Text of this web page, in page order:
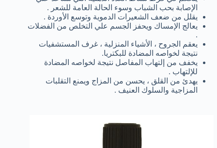
الإصابة بحب الشباب وسوء الحالة العامة للشعر .
يقلل من ضعف الشعيرات الدموية وتوسع الأوردة .
يعالج الإمساك ويحفز الجسم علي التخلص من الفضلات
.
يعقم الجروح ، الأشياء المنزلية ، غرف المستشفيات
نتيجة لخواصه المضادة للبكتريا.
يخفف من إلتهاب المفاصل نتيجة لخواصه المضادة
للإلتهاب .
يهدئ من القلق ، يحسن من المزاج ويمنع التقلبات
المزاجية والسلوك العنيف .